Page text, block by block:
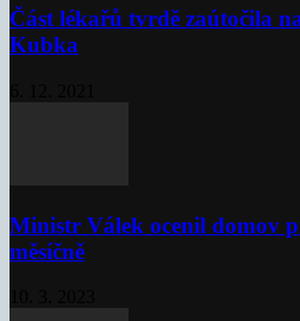
Část lékařů tvrdě zaútočila
Kubka
Ministr Válek ocenil domov
měsíčně